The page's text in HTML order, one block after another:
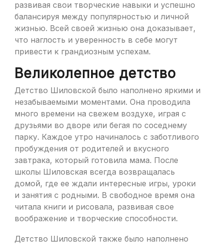
развивая свои творческие навыки и успешно
балансируя между популярностью и личной
жизнью. Всей своей жизнью она доказывает,
что наглость и уверенность в себе могут
привести к грандиозным успехам.
Великолепное детство
Детство Шиловской было наполнено яркими и
незабываемыми моментами. Она проводила
много времени на свежем воздухе, играя с
друзьями во дворе или бегая по соседнему
парку. Каждое утро начиналось с заботливого
пробуждения от родителей и вкусного
завтрака, который готовила мама. После
школы Шиловская всегда возвращалась
домой, где ее ждали интересные игры, уроки
и занятия с родными. В свободное время она
читала книги и рисовала, развивая свое
воображение и творческие способности.
Детство Шиловской также было наполнено